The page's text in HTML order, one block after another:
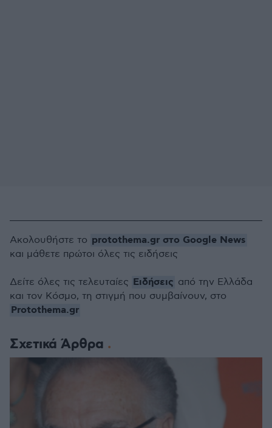
Σχετικά Άρθρα
Ακολουθήστε το protothema.gr στο Google News
και μάθετε πρώτοι όλες τις ειδήσεις
Δείτε όλες τις τελευταίες Ειδήσεις από την Ελλάδα
και τον Κόσμο, τη στιγμή που συμβαίνουν, στο
Protothema.gr